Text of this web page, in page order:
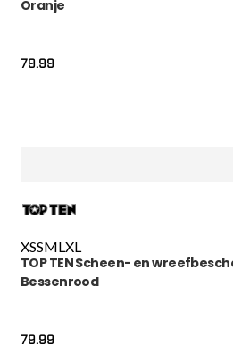
Oranje
79.99
XSSML XL
TOP TEN Scheen- en
Bessenrood
79.99